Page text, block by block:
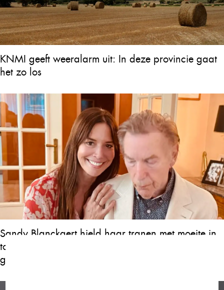
KNMI geeft weeralarm uit: In deze provincie gaat
het zo los
Sandy Blanckaert hield haar tranen met moeite in
toen ze voor het eerst openhartig sprak over de
gezondheidstoestand van haar vader, Will Tura